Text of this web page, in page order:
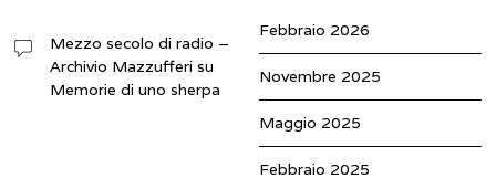
Mezzo secolo di radio –
Archivio Mazzufferi su
Memorie di uno sherpa
Febbraio 2026
Novembre 2025
Maggio 2025
Febbraio 2025